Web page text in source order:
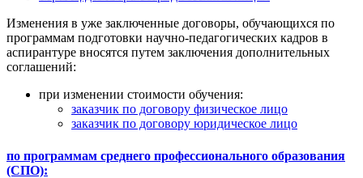
Изменения в уже заключенные договоры, обучающихся по
программам подготовки научно-педагогических кадров в
аспирантуре вносятся путем заключения дополнительных
соглашений:
при изменении стоимости обучения:
заказчик по договору физическое лицо
заказчик по договору юридическое лицо
по программам среднего профессионального образования
(СПО):